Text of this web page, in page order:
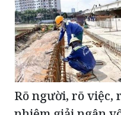
Rõ người, rõ việc,
nhiệm giải ngân